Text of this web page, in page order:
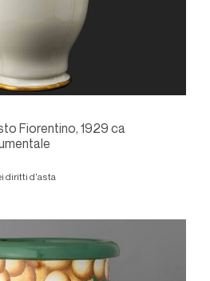
Fiorentino, 1929 ca
diritti d'asta